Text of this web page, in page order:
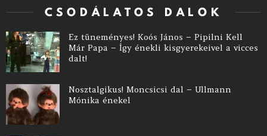
CSODÁLATOS DALOK
Ez tüneményes! Koós János – Pipilni Kell
Már Papa – Így énekli kisgyerekeivel a vicces
dalt!
Nosztalgikus! Moncsicsi dal – Ullmann
Mónika énekel